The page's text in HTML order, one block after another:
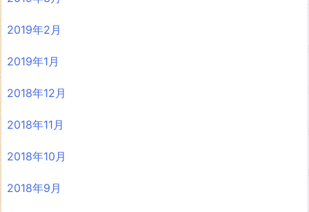
2019年2月
2019年1月
2018年12月
2018年11月
2018年10月
2018年9月